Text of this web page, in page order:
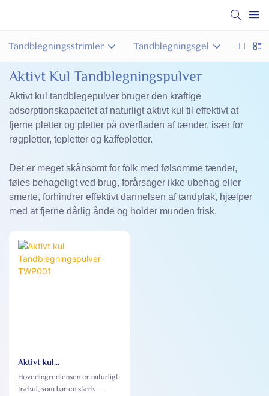
Tandblegningsstrimler Tandblegningsgel LED-
Aktivt Kul Tandblegningspulver
Aktivt kul tandblegepulver bruger den kraftige
adsorptionskapacitet af naturligt aktivt kul til effektivt at
fjerne pletter og pletter på overfladen af ​​tænder, især for
røgpletter, tepletter og kaffepletter.
Det er meget skånsomt for folk med følsomme tænder,
føles behageligt ved brug, forårsager ikke ubehag eller
smerte, forhindrer effektivt dannelsen af ​​tandplak, hjælper
med at fjerne dårlig ånde og holder munden frisk.
Aktivt kul
Tandblegningspulver
TWP001
Hovedingrediensen er naturligt
trækul, som har en stærk